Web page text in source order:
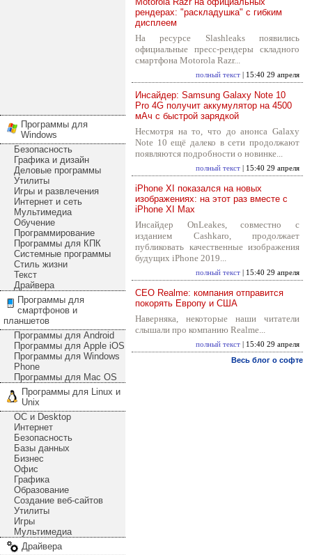
Программы для
Windows
Безопасность
Графика и дизайн
Деловые программы
Утилиты
Игры и развлечения
Интернет и сеть
Мультимедиа
Обучение
Программирование
Программы для КПК
Системные программы
Стиль жизни
Текст
Драйвера
Программы для
смартфонов и
планшетов
Программы для Android
Программы для Apple iOS
Программы для Windows
Phone
Программы для Mac OS
Программы для Linux и
Unix
ОС и Desktop
Интернет
Безопасность
Базы данных
Бизнес
Офис
Графика
Образование
Создание веб-сайтов
Утилиты
Игры
Мультимедиа
Драйвера
рендерах: "раскладушка" с гибким
дисплеем
На ресурсе Slashleaks появились
официальные пресс-рендеры складного
смартфона Motorola Razr...
полный текст | 15:40 29 апреля
Инсайдер: Samsung Galaxy Note 10
Pro 4G получит аккумулятор на 4500
мАч с быстрой зарядкой
Несмотря на то, что до анонса Galaxy
Note 10 ещё далеко в сети продолжают
появляются подробности о новинке...
полный текст | 15:40 29 апреля
iPhone XI показался на новых
изображениях: на этот раз вместе с
iPhone XI Max
Инсайдер OnLeakes, совместно с
изданием Cashkaro, продолжает
публиковать качественные изображения
будущих iPhone 2019...
полный текст | 15:40 29 апреля
CEO Realme: компания отправится
покорять Европу и США
Наверняка, некоторые наши читатели
слышали про компанию Realme...
полный текст | 15:40 29 апреля
Весь блог о софте